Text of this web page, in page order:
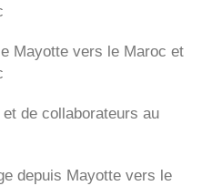
Mayotte vers le Maroc et
de collaborateurs au
depuis Mayotte vers le